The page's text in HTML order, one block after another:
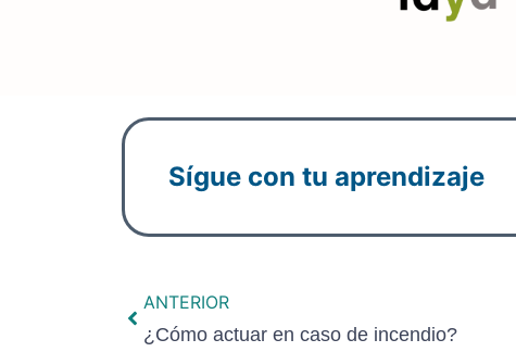
Sígue con tu aprendizaje
ANTERIOR
¿Cómo actuar en caso de incendio?